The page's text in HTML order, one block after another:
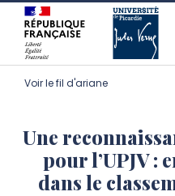
Aller à l’entête de page
Aller au menu principale
Aller au contenu principal
Aller à la recherche
Passer aux cookies
Aller au pied de page
Voir le fil d'ariane
Une
pour l’UPJV :
dans le